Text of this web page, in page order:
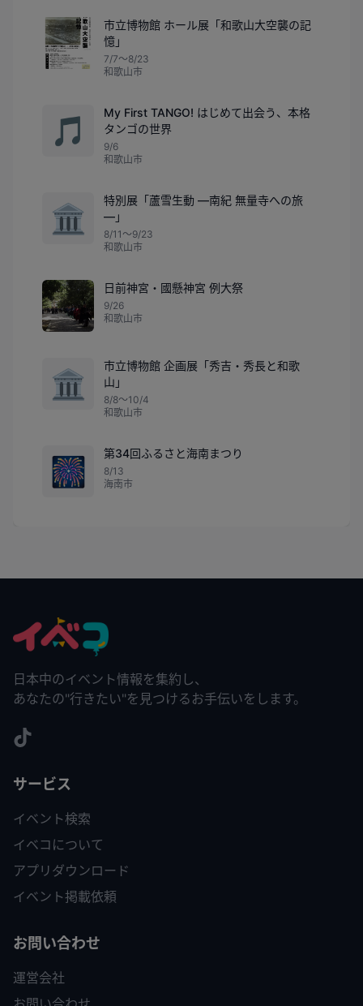
市立博物館 ホール展「和歌山大空襲の記
憶」
7/7〜8/23
和歌山市
🎵
My First TANGO! はじめて出会う、本格
タンゴの世界
9/6
和歌山市
🏛️
特別展「蘆雪生動 ―南紀 無量寺への旅
―」
8/11〜9/23
和歌山市
日前神宮・國懸神宮 例大祭
9/26
和歌山市
🏛️
市立博物館 企画展「秀吉・秀長と和歌
山」
8/8〜10/4
和歌山市
🎆
第34回ふるさと海南まつり
8/13
海南市
日本中のイベント情報を集約し、
あなたの"行きたい"を見つけるお手伝いをします。
サービス
イベント検索
イベコについて
アプリダウンロード
イベント掲載依頼
お問い合わせ
運営会社